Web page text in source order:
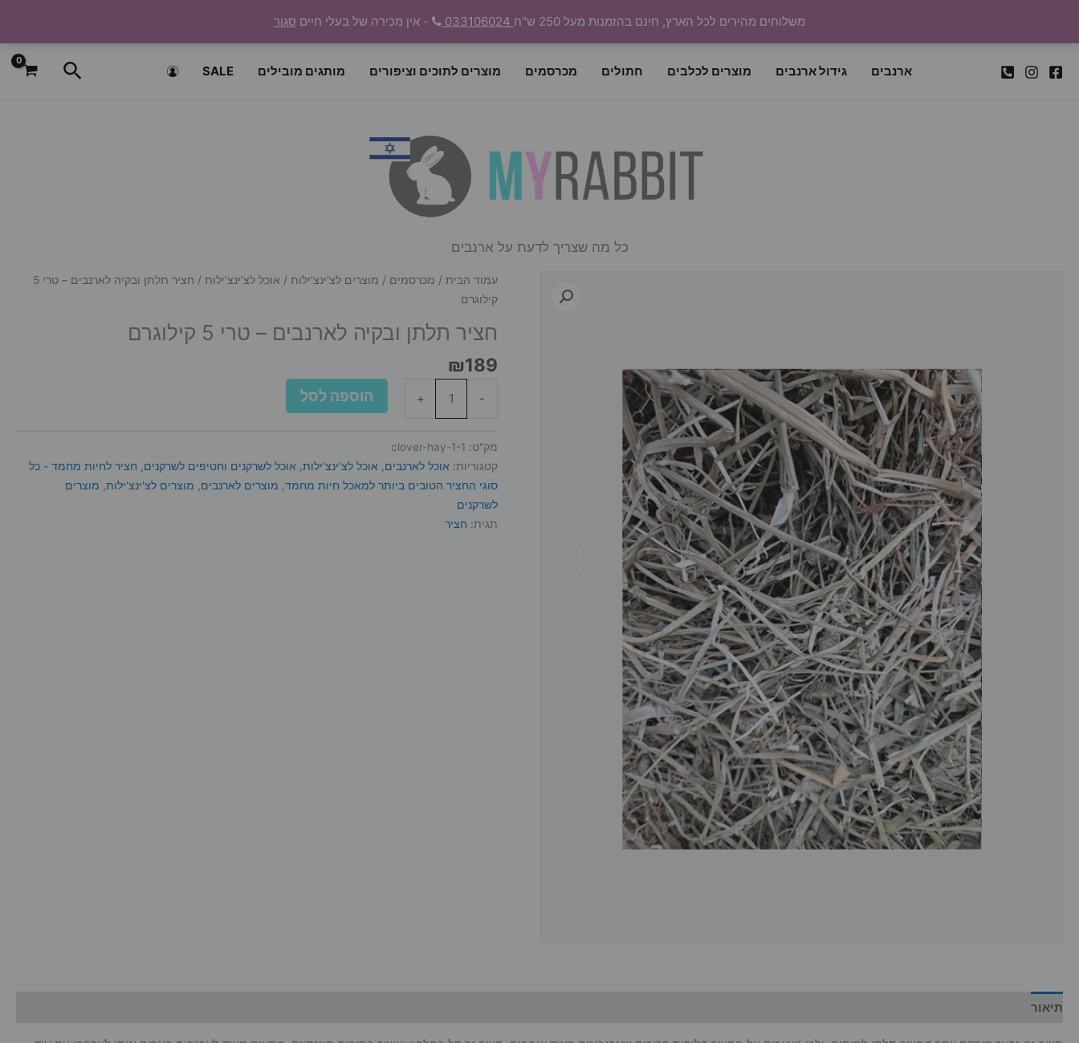
משלוחים מהירים לכל הארץ, חינם בהזמנות מעל 250 ש"ח - אין מכירה של בעלי חיים סגור
ארנבים גידול ארנבים מוצרים לכלבים חתולים מכרסמים מוצרים לתוכים וציפורים מותגים מובילים SALE חיפוש
כל מה שצריך לדעת על ארנבים
עמוד הבית / מכרסמים / מוצרים לצ'ינצ'ילות / אוכל לצ'ינצ'ילות
/ חציר תלתן ובקיה לארנבים – טרי 5
קילוגרם
חציר תלתן ובקיה לארנבים – טרי 5 קילוגרם
₪189
-
+ הוספה לסל
מק"ט: clover-hay-1-1
קטגוריות: אוכל לארנבים אוכל לצ'ינצ'ילות אוכל לשרקנים וחטיפים לשרקנים
חציר לחיות מחמד - כל
סוגי החציר הטובים ביותר למאכל חיות מחמד מוצרים לארנבים מוצרים לצ'ינצ'ילות מוצרים
לשרקנים
תגית: חציר
תיאור